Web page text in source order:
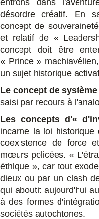
entrons dans
désordre créatif. En
concept de
et relatif de «
concept doit être
« Prince »
un sujet historique
Le concept de système
saisi par recours à
Les concepts d'«
incarne la loi
coexistence de force
mœurs policées. «
éthique », car tout
dieux ou par un clash
qui aboutit aujourd'hui
à des formes
sociétés autochtones.